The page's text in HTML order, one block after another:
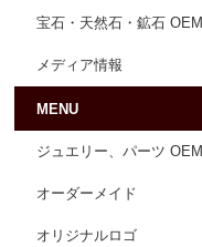
宝石・天然石・鉱石 OEM
メディア情報
MENU
ジュエリー、パーツ OEM
オーダーメイド
オリジナルロゴ